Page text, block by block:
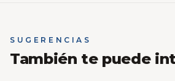
SUGERENCIAS
También te puede